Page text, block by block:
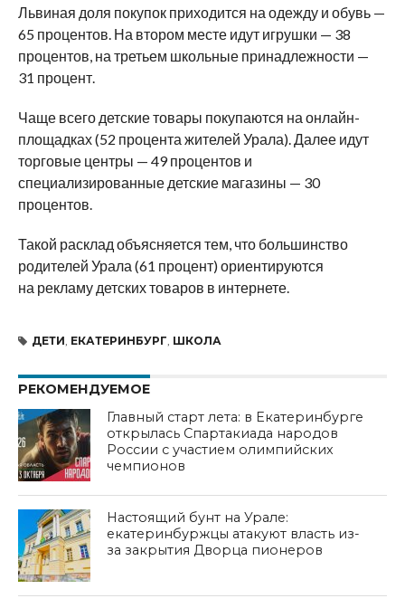
Львиная доля покупок приходится на одежду и обувь —
65 процентов. На втором месте идут игрушки — 38
процентов, на третьем школьные принадлежности —
31 процент.
Чаще всего детские товары покупаются на онлайн-
площадках (52 процента жителей Урала). Далее идут
торговые центры — 49 процентов и
специализированные детские магазины — 30
процентов.
Такой расклад объясняется тем, что большинство
родителей Урала (61 процент) ориентируются
на рекламу детских товаров в интернете.
ДЕТИ, ЕКАТЕРИНБУРГ, ШКОЛА
РЕКОМЕНДУЕМОЕ
Главный старт лета: в Екатеринбурге
открылась Спартакиада народов
России с участием олимпийских
чемпионов
Настоящий бунт на Урале:
екатеринбуржцы атакуют власть из-
за закрытия Дворца пионеров